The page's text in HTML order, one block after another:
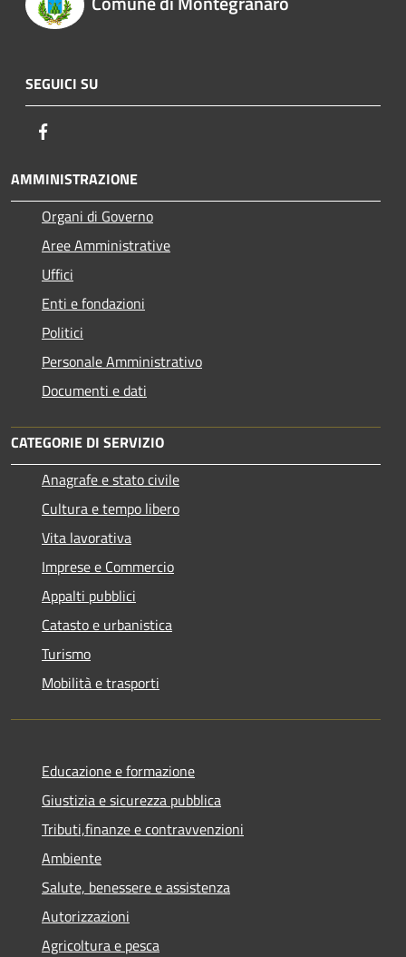
SEGUICI SU
AMMINISTRAZIONE
Organi di Governo
Aree Amministrative
Uffici
Enti e fondazioni
Politici
Personale Amministrativo
Documenti e dati
CATEGORIE DI SERVIZIO
Anagrafe e stato civile
Cultura e tempo libero
Vita lavorativa
Imprese e Commercio
Appalti pubblici
Catasto e urbanistica
Turismo
Mobilità e trasporti
Educazione e formazione
Giustizia e sicurezza pubblica
Tributi,finanze e contravvenzioni
Ambiente
Salute, benessere e assistenza
Autorizzazioni
Agricoltura e pesca